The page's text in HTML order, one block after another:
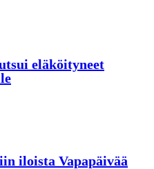
eläköityneet
iloista Vapapäivää